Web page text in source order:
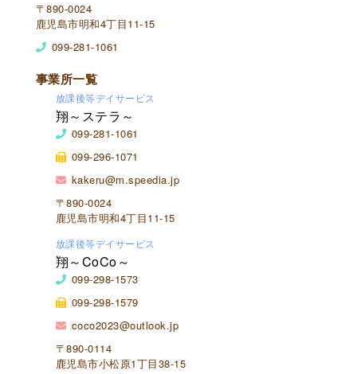
〒890-0024
鹿児島市明和4丁目11-15
099-281-1061
事業所一覧
放課後等デイサービス
翔～ステラ～
099-281-1061
099-296-1071
kakeru@m.speedia.jp
〒890-0024
鹿児島市明和4丁目11-15
放課後等デイサービス
翔～CoCo～
099-298-1573
099-298-1579
coco2023@outlook.jp
〒890-0114
鹿児島市小松原1丁目38-15